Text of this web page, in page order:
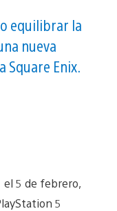
equilibrar la
nueva
Square Enix.
5 de febrero,
5